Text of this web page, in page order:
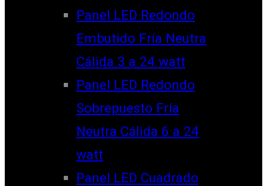
Panel LED Redondo
Embutido Fría Neutra
Cálida 3 a 24 watt
Panel LED Redondo
Sobrepuesto Fría
Neutra Cálida 6 a 24
watt
Panel LED Cuadrado